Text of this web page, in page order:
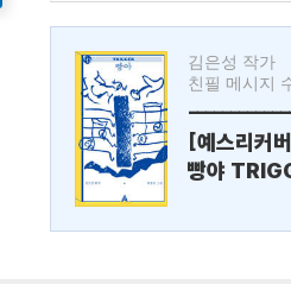
김은성 작가
친필 메시지
[예스리커
빵야